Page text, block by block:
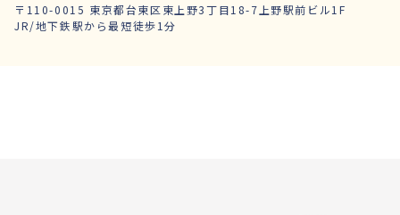
〒110-0015 東京都台東区東上野3丁目18-7上野駅前ビル1F
JR/地下鉄駅から最短徒歩1分